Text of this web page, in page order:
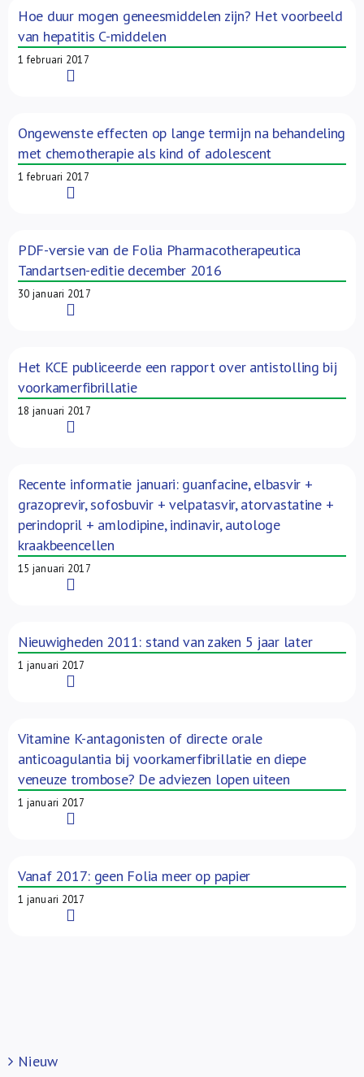
Hoe duur mogen geneesmiddelen zijn? Het voorbeeld
van hepatitis C-middelen
1 februari 2017
Ongewenste effecten op lange termijn na behandeling
met chemotherapie als kind of adolescent
1 februari 2017
PDF-versie van de Folia Pharmacotherapeutica
Tandartsen-editie december 2016
30 januari 2017
Het KCE publiceerde een rapport over antistolling bij
voorkamerfibrillatie
18 januari 2017
Recente informatie januari: guanfacine, elbasvir +
grazoprevir, sofosbuvir + velpatasvir, atorvastatine +
perindopril + amlodipine, indinavir, autologe
kraakbeencellen
15 januari 2017
Nieuwigheden 2011: stand van zaken 5 jaar later
1 januari 2017
Vitamine K-antagonisten of directe orale
anticoagulantia bij voorkamerfibrillatie en diepe
veneuze trombose? De adviezen lopen uiteen
1 januari 2017
Vanaf 2017: geen Folia meer op papier
1 januari 2017
Nieuw